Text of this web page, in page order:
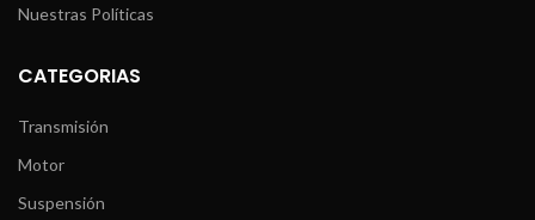
Nuestras Políticas
CATEGORIAS
Transmisión
Motor
Suspensión